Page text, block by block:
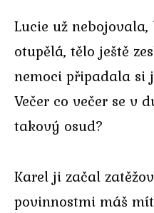
Lucie už
otupělá, tělo ještě
nemoci připadala si
Večer co večer se v
takový osud?
Karel ji začal
povinnostmi máš